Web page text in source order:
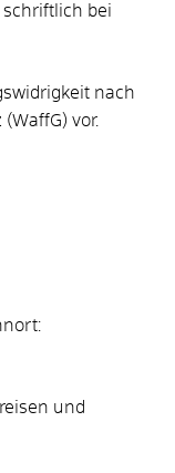
bei
nach
vor.
und